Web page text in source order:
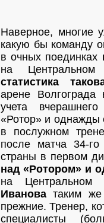
Наверное, многие
какую бы команду
в очных поединках
на
статистика
арене
учета
«Ротор» и однажды
в послужном
после матча 34-
страны в первом
над «Ротором» и
на
Иванова таким
прежние. Тренер,
специалисты